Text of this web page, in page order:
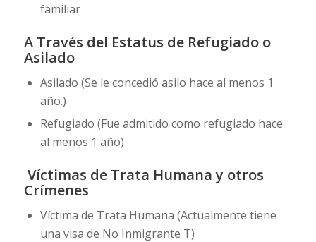
familiar
A Través del Estatus de Refugiado o
Asilado
Asilado (Se le concedió asilo hace al menos 1
año.)
Refugiado (Fue admitido como refugiado hace
al menos 1 año)
Víctimas de Trata Humana y otros
Crímenes
Víctima de Trata Humana (Actualmente tiene
una visa de No Inmigrante T)